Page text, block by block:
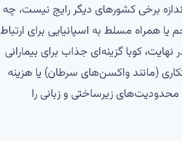
برخی کشورهای دیگر رایج نیست، چه
همراه مسلط به اسپانیایی برای ارتباط
کوبا گزینه‌ای جذاب برای بیمارانی
(مانند واکسن‌های سرطان) یا هزینه
زیرساختی و زبانی را